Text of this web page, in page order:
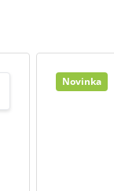
Novinka